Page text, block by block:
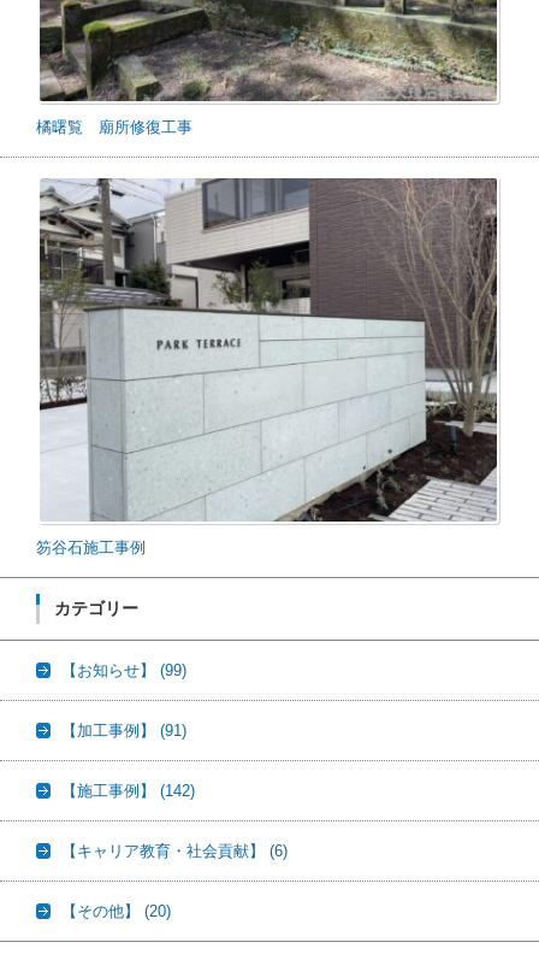
橘曙覧 廟所修復工事
笏谷石施工事例
カテゴリー
【お知らせ】 (99)
【加工事例】 (91)
【施工事例】 (142)
【キャリア教育・社会貢献】 (6)
【その他】 (20)